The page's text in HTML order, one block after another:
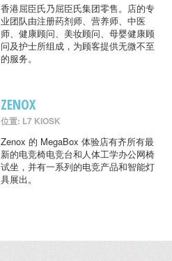
香港屈臣氏乃屈臣氏集团零售。店的专
业团队由注册药剂师、营养师、中医
师、健康顾问、美妆顾问、母婴健康顾
问及护士所组成，为顾客提供无微不至
的服务。
ZENOX
位置: L7 KIOSK
Zenox 的 MegaBox 体验店有齐所有最
新的电竞椅电竞台和人体工学办公网椅
试坐，并有一系列的电竞产品和智能灯
具展出。